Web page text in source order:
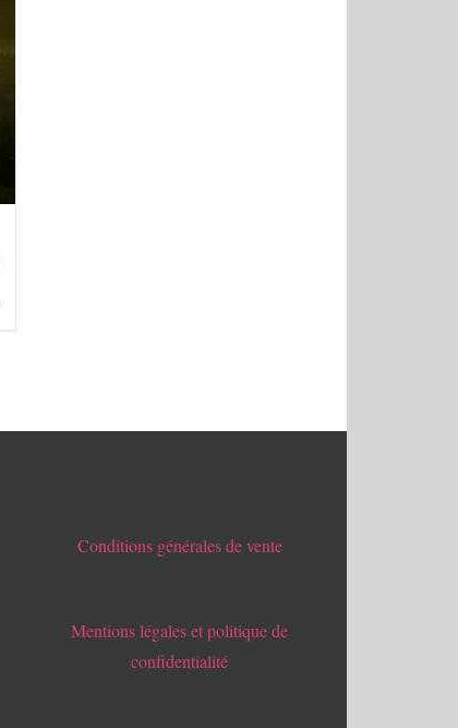
Conditions générales de vente
Mentions légales et politique de
confidentialité